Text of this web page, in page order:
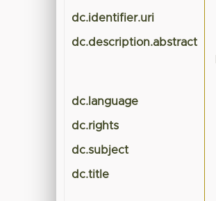
dc.identifier.uri
dc.description.abstract
dc.language
dc.rights
dc.subject
dc.title